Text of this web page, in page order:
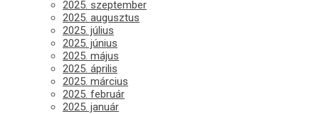
2025. szeptember
2025. augusztus
2025. július
2025. június
2025. május
2025. április
2025. március
2025. február
2025. január